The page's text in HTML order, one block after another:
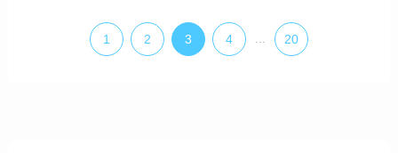
1 2 3 4 20